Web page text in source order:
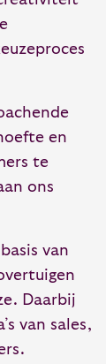
en
te
ons
van
Daarbij
van sales,